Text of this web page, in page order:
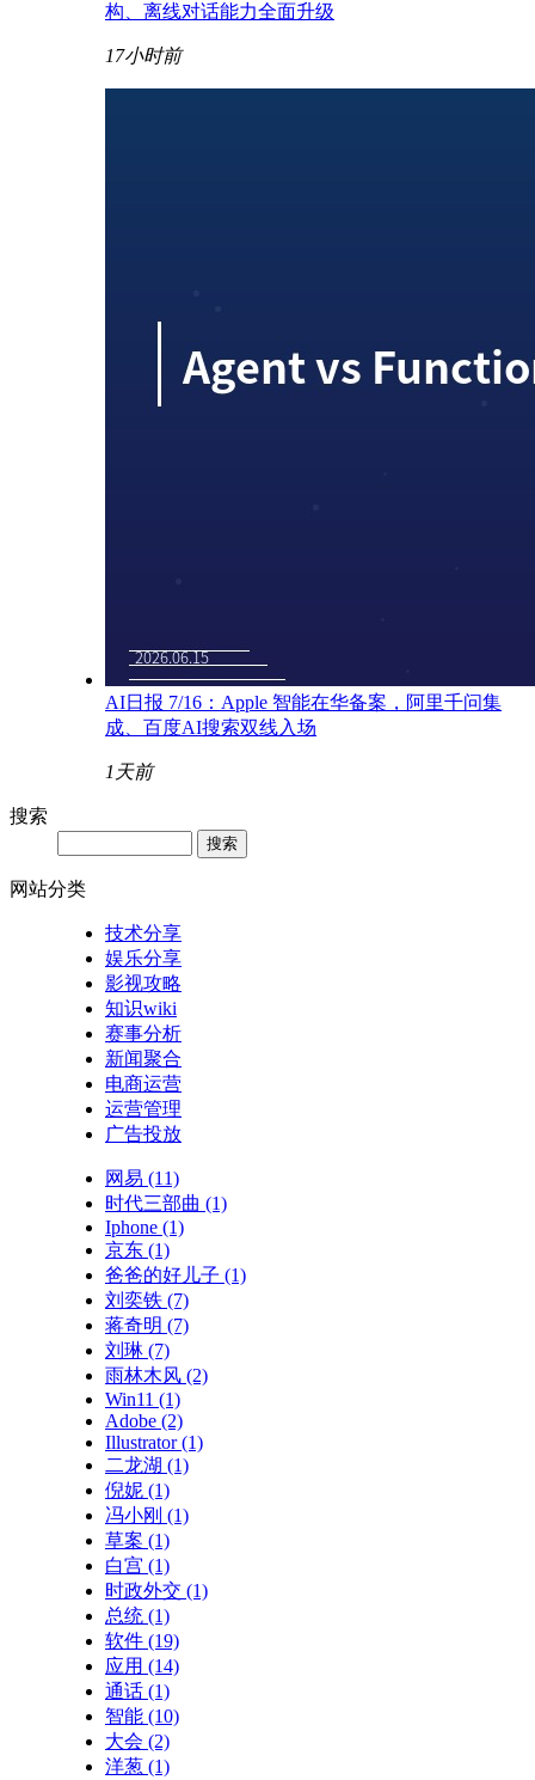
构、离线对话能力全面升级
17小时前
AI日报 7/16：Apple 智能在华备案，阿里千问集
成、百度AI搜索双线入场
1天前
搜索
网站分类
技术分享
娱乐分享
影视攻略
知识wiki
赛事分析
新闻聚合
电商运营
运营管理
广告投放
网易 (11)
时代三部曲 (1)
Iphone (1)
京东 (1)
爸爸的好儿子 (1)
刘奕铁 (7)
蒋奇明 (7)
刘琳 (7)
雨林木风 (2)
Win11 (1)
Adobe (2)
Illustrator(1)
二龙湖 (1)
倪妮 (1)
冯小刚 (1)
草案 (1)
白宫 (1)
时政外交 (1)
总统 (1)
软件 (19)
应用 (14)
通话 (1)
智能 (10)
大会 (2)
洋葱 (1)